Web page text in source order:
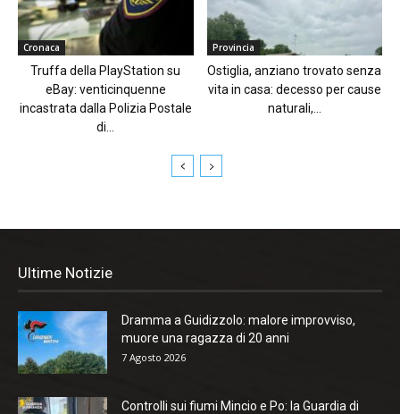
Cronaca
Truffa della PlayStation su
eBay: venticinquenne
incastrata dalla Polizia Postale
di...
Provincia
Ostiglia, anziano trovato senza
vita in casa: decesso per cause
naturali,...
Ultime Notizie
Dramma a Guidizzolo: malore improvviso,
muore una ragazza di 20 anni
7 Agosto 2026
Controlli sui fiumi Mincio e Po: la Guardia di